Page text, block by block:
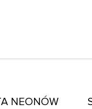
NEONÓW